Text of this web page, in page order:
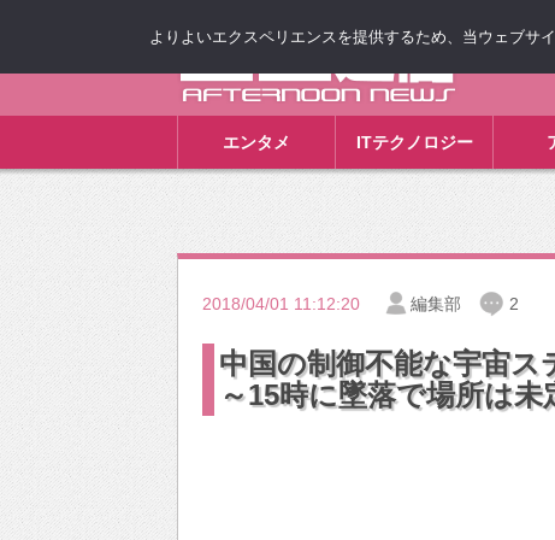
エンタメ ITテクノロジー
2018/04/01 11:12:20 編集部 2
中国の制御不能な宇宙
～15時に墜落で場所は未
よりよいエクスペリエンスを提供するため、当ウェブサ